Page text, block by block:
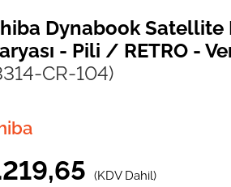
Dynabook
- Pili / RETRO -
CR-104)
(KDV Dahil)